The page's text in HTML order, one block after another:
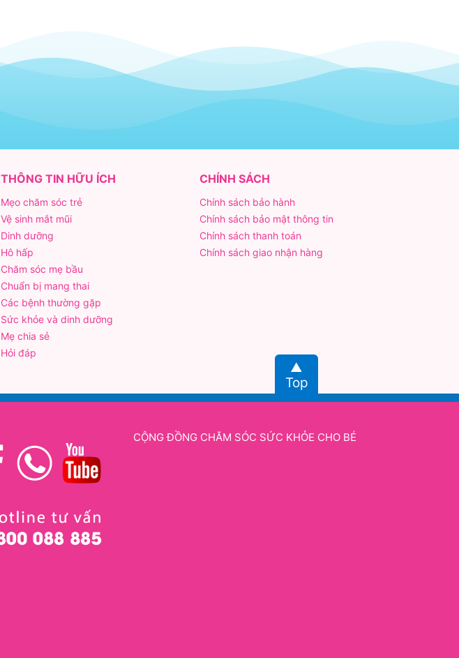
THÔNG TIN HỮU ÍCH
Mẹo chăm sóc trẻ
Vệ sinh mắt mũi
Dinh dưỡng
Hô hấp
Chăm sóc mẹ bầu
Chuẩn bị mang thai
Các bệnh thường gặp
Sức khỏe và dinh dưỡng
Mẹ chia sẻ
Hỏi đáp
CHÍNH SÁCH
Chính sách bảo hành
Chính sách bảo mật thông tin
Chính sách thanh toán
Chính sách giao nhận hàng
Top
CỘNG ĐỒNG CHĂM SÓC SỨC KHỎE CHO BÉ